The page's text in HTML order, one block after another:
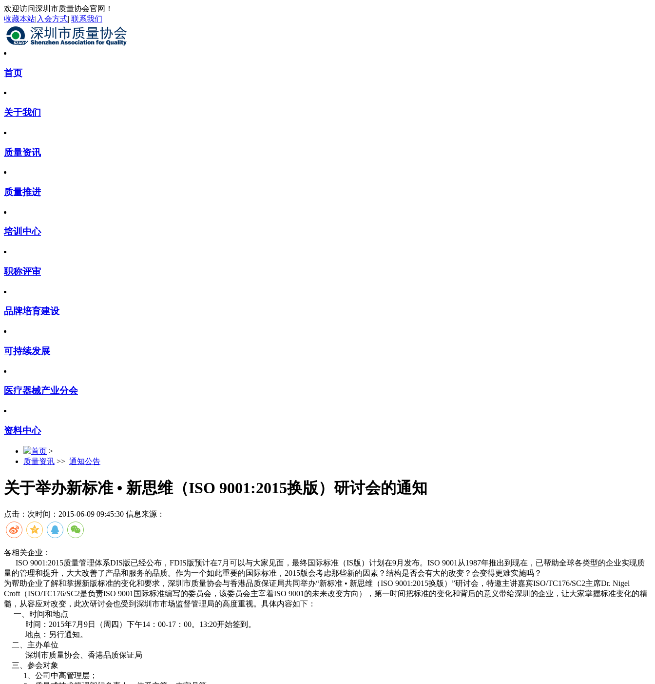
欢迎访问深圳市质量协会官网！
收藏本站| 入会方式| 联系我们
首页
关于我们
质量资讯
质量推进
培训中心
职称评审
品牌培育建设
可持续发展
医疗器械产业分会
资料中心
首页 >
质量资讯 >> 通知公告
关于举办新标准 • 新思维（ISO 9001:2015换版）研讨会的通知
点击： 次时间：2015-06-09 09:45:30 信息来源：
各相关企业：
ISO 9001:2015质量管理体系DIS版已经公布，FDIS版预计在7月可以与大家见面，最终国际标准（IS版）计划在9月发布。ISO 9001从1987年推出到现在，已帮助全球各类型的企业实现质
量的管理和提升，大大改善了产品和服务的品质。作为一个如此重要的国际标准，2015版会考虑那些新的因素？结构是否会有大的改变？会变得更难实施吗？
为帮助企业了解和掌握新版标准的变化和要求，深圳市质量协会与香港品质保证局共同举办“新标准 • 新思维（ISO 9001:2015换版）”研讨会，特邀主讲嘉宾ISO/TC176/SC2主席Dr. Nigel
Croft（ISO/TC176/SC2是负责ISO 9001国际标准编写的委员会，该委员会主宰着ISO 9001的未来改变方向），第一时间把标准的变化和背后的意义带给深圳的企业，让大家掌握标准变化的精
髓，从容应对改变，此次研讨会也受到深圳市市场监督管理局的高度重视。具体内容如下：
一、时间和地点
时间：2015年7月9日（周四）下午14：00-17：00。 13:20开始签到。
地点：另行通知。
二、主办单位
深圳市质量协会、香港品质保证局
三、参会对象
1、公司中高管理层；